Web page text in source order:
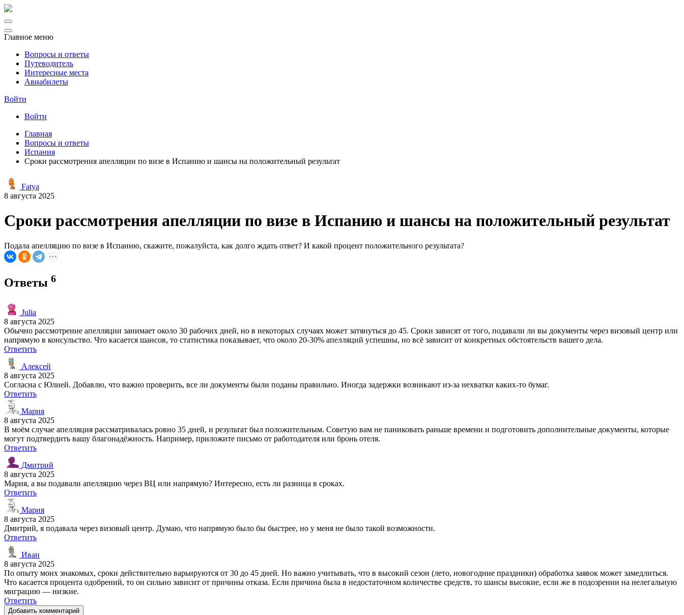
Главное меню
Вопросы и ответы
Путеводитель
Интересные места
Авиабилеты
Войти
Войти
Главная
Вопросы и ответы
Испания
Сроки рассмотрения апелляции по визе в Испанию и шансы на положительный результат
Fatya
8 августа 2025
Сроки рассмотрения апелляции по визе в Испанию и шансы на положительный результат
Подала апелляцию по визе в Испанию, скажите, пожалуйста, как долго ждать ответ? И какой процент положительного результата?
Ответы 6
Julia
8 августа 2025
Обычно рассмотрение апелляции занимает около 30 рабочих дней, но в некоторых случаях может затянуться до 45. Сроки зависят от того, подавали ли вы документы через визовый центр или
напрямую в консульство. Что касается шансов, то статистика показывает, что около 20-30% апелляций успешны, но всё зависит от конкретных обстоятельств вашего дела.
Ответить
Алексей
8 августа 2025
Согласна с Юлией. Добавлю, что важно проверить, все ли документы были поданы правильно. Иногда задержки возникают из-за нехватки каких-то бумаг.
Ответить
Мария
8 августа 2025
В моём случае апелляция рассматривалась ровно 35 дней, и результат был положительным. Советую вам не паниковать раньше времени и подготовить дополнительные документы, которые
могут подтвердить вашу благонадёжность. Например, приложите письмо от работодателя или бронь отеля.
Ответить
Дмитрий
8 августа 2025
Мария, а вы подавали апелляцию через ВЦ или напрямую? Интересно, есть ли разница в сроках.
Ответить
Мария
8 августа 2025
Дмитрий, я подавала через визовый центр. Думаю, что напрямую было бы быстрее, но у меня не было такой возможности.
Ответить
Иван
8 августа 2025
По опыту моих знакомых, сроки действительно варьируются от 30 до 45 дней. Но важно учитывать, что в высокий сезон (лето, новогодние праздники) обработка заявок может замедлиться.
Что касается процента одобрений, то он сильно зависит от причины отказа. Если причина была в недостаточном количестве средств, то шансы высокие, если же в подозрении на нелегальную
миграцию — низкие.
Ответить
Добавить комментарий